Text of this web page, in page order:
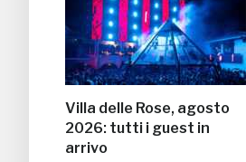
Villa delle Rose, agosto
2026: tutti i guest in
arrivo